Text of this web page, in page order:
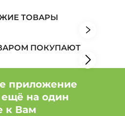
ТОВАРЫ
ПОКУПАЮТ
приложение
на один
к Вам